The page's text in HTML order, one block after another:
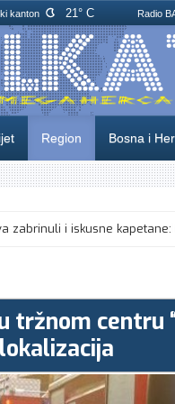
kanton 21° C Radio
Region Bosna i
tržnom centru